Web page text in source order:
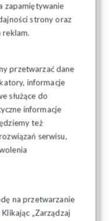
zapamiętywanie
strony oraz
reklam.
przetwarzać dane
informacje
służące do
informacje
też
serwisu,
na przetwarzanie
„Zarządzaj
podziękowań
przyKlubie SIP
oraz
pracy.
do wspomnienia ofiar
silnym apelem o
i standardów BHP.
sytuacji rynkowej,